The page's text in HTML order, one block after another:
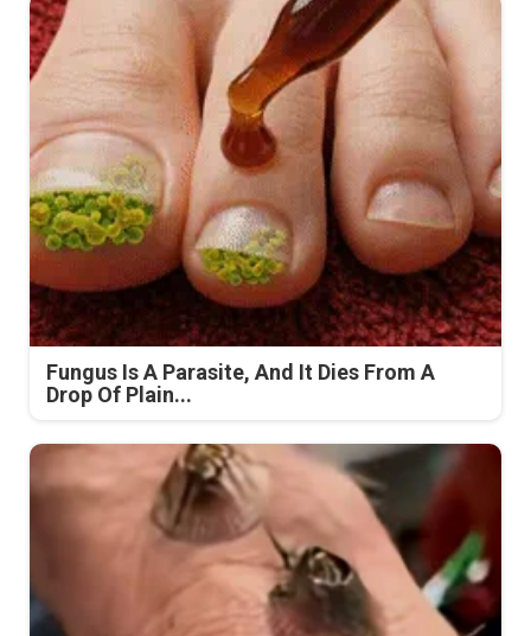
Fungus Is A Parasite, And It Dies From A
Drop Of Plain...